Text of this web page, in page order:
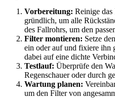
Vorbereitung: Reinige
gründlich, um alle
des Fallrohrs, um den
Filter montieren: Setze
ein oder auf und fixiere ihn
dabei auf eine dichte
Testlauf: Überprüfe den
Regenschauer oder durch
Wartung planen:
um den Filter von